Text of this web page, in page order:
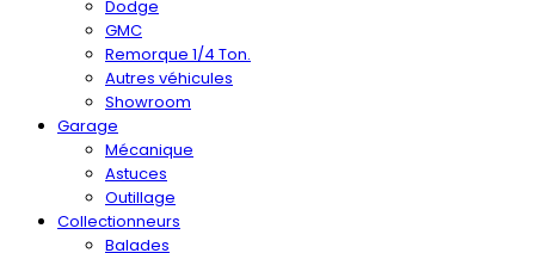
Dodge
GMC
Remorque 1/4 Ton.
Autres véhicules
Showroom
Garage
Mécanique
Astuces
Outillage
Collectionneurs
Balades